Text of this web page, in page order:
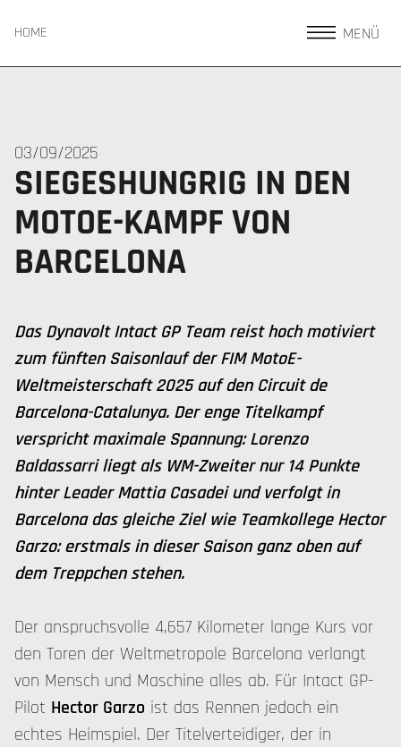
HOME MENÜ
03/09/2025
SIEGESHUNGRIG IN DEN
MOTOE-KAMPF VON
BARCELONA
Das Dynavolt Intact GP Team reist hoch motiviert
zum fünften Saisonlauf der FIM MotoE-
Weltmeisterschaft 2025 auf den Circuit de
Barcelona-Catalunya. Der enge Titelkampf
verspricht maximale Spannung: Lorenzo
Baldassarri liegt als WM-Zweiter nur 14 Punkte
hinter Leader Mattia Casadei und verfolgt in
Barcelona das gleiche Ziel wie Teamkollege Hector
Garzo: erstmals in dieser Saison ganz oben auf
dem Treppchen stehen.
Der anspruchsvolle 4,657 Kilometer lange Kurs vor
den Toren der Weltmetropole Barcelona verlangt
von Mensch und Maschine alles ab. Für Intact GP-
Pilot Hector Garzo ist das Rennen jedoch ein
echtes Heimspiel. Der Titelverteidiger, der in